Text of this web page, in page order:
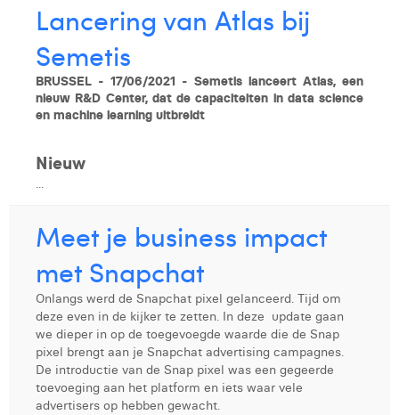
Lancering van Atlas bij
Semetis
BRUSSEL - 17/06/2021 - Semetis lanceert Atlas, een
nieuw R&D Center, dat de capaciteiten in data science
en machine learning uitbreidt
Nieuw
...
Meet je business impact
met Snapchat
Onlangs werd de Snapchat pixel gelanceerd. Tijd om
deze even in de kijker te zetten. In deze update gaan
we dieper in op de toegevoegde waarde die de Snap
pixel brengt aan je Snapchat advertising campagnes.
De introductie van de Snap pixel was een gegeerde
toevoeging aan het platform en iets waar vele
advertisers op hebben gewacht.